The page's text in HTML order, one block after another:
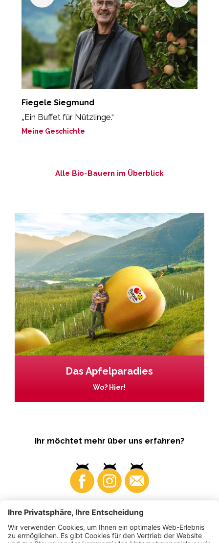
Fiegele Siegmund
„Ein Buffet für Nützlinge.“
Meine Geschichte
Alle Bio-Bauern im Überblick
Das Apfelparadies
Wo? Hier!
Ihr möchtet mehr über uns erfahren?
Business Produzenten